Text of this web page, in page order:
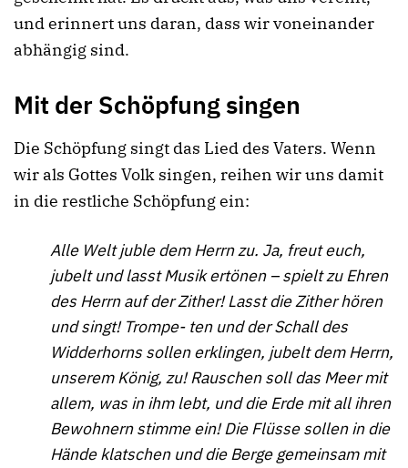
und erinnert uns daran, dass wir voneinander
abhängig sind.
Mit der Schöpfung singen
Die Schöpfung singt das Lied des Vaters. Wenn
wir als Gottes Volk singen, reihen wir uns damit
in die restliche Schöpfung ein:
Alle Welt juble dem Herrn zu. Ja, freut euch,
jubelt und lasst Musik ertönen – spielt zu Ehren
des Herrn auf der Zither! Lasst die Zither hören
und singt! Trompe- ten und der Schall des
Widderhorns sollen erklingen, jubelt dem Herrn,
unserem König, zu! Rauschen soll das Meer mit
allem, was in ihm lebt, und die Erde mit all ihren
Bewohnern stimme ein! Die Flüsse sollen in die
Hände klatschen und die Berge gemeinsam mit